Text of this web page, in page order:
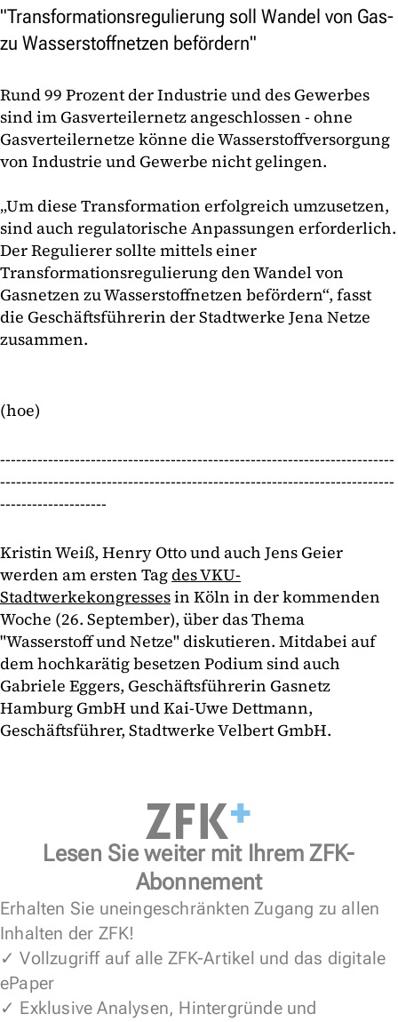
"Transformationsregulierung soll Wandel von Gas-
zu Wasserstoffnetzen befördern"
Rund 99 Prozent der Industrie und des Gewerbes
sind im Gasverteilernetz angeschlossen - ohne
Gasverteilernetze könne die Wasserstoffversorgung
von Industrie und Gewerbe nicht gelingen.
„Um diese Transformation erfolgreich umzusetzen,
sind auch regulatorische Anpassungen erforderlich.
Der Regulierer sollte mittels einer
Transformationsregulierung den Wandel von
Gasnetzen zu Wasserstoffnetzen befördern“, fasst
die Geschäftsführerin der Stadtwerke Jena Netze
zusammen.
(hoe)
--------------------------------------------------------------------------
--------------------------------------------------------------------------
--------------------
Kristin Weiß, Henry Otto und auch Jens Geier
werden am ersten Tagdes VKU-
Stadtwerkekongressesin Köln in der kommenden
Woche (26. September), über das Thema
"Wasserstoff und Netze" diskutieren. Mitdabei auf
dem hochkarätig besetzen Podium sind auch
Gabriele Eggers, Geschäftsführerin Gasnetz
Hamburg GmbH und Kai-Uwe Dettmann,
Geschäftsführer, Stadtwerke Velbert GmbH.
Lesen Sie weiter mit Ihrem ZFK-
Abonnement
Erhalten Sie uneingeschränkten Zugang zu allen
Inhalten der ZFK!
✓ Vollzugriff auf alle ZFK-Artikel und das digitale
ePaper
✓ Exklusive Analysen, Hintergründe und